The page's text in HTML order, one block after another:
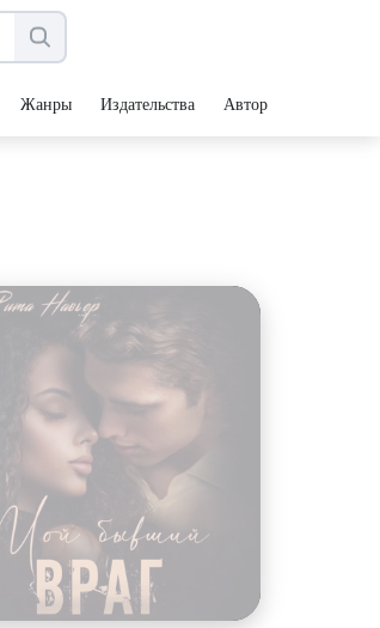
Жанры Издательства Авторы